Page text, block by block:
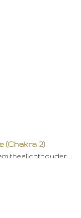
(Chakra 2)
theelichthouder…